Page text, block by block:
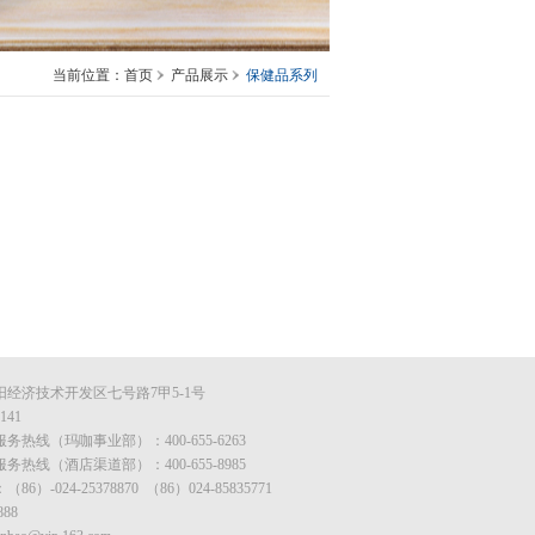
当前位置：首页 产品展示 保健品系列
经济技术开发区七号路7甲5-1号
务热线（玛咖事业部）：400-655-6263
务热线（酒店渠道部）：400-655-8985
（86）-024-25378870 （86）024-85835771